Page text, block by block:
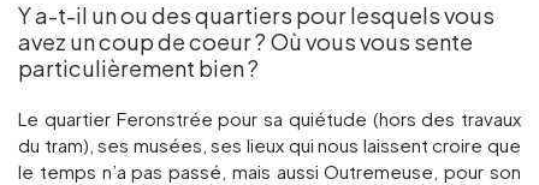
Y a-t-il un ou des quartiers pour lesquels vous
avez un coup de coeur ? Où vous vous sente
particulièrement bien ?
Le quartier Feronstrée pour sa quiétude (hors des travaux
du tram), ses musées, ses lieux qui nous laissent croire que
le temps n’a pas passé, mais aussi Outremeuse, pour son